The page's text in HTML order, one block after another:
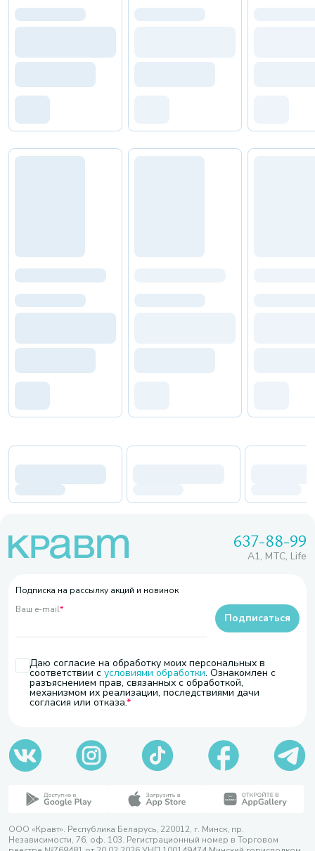
637-88-99
A1, МТС, Life
Подписка на рассылку акций и новинок
Ваш e-mail*
Даю согласие на обработку моих персональных в
соответствии с условиями обработки. Ознакомлен с
разъяснением прав, связанных с обработкой,
механизмом их реализации, последствиями дачи
согласия или отказа.
Подписаться
ООО «Кравт». Республика Беларусь, 220012, г. Минск, пр.
Независимости, 76, оф. 103. Регистрационный номер в Торговом